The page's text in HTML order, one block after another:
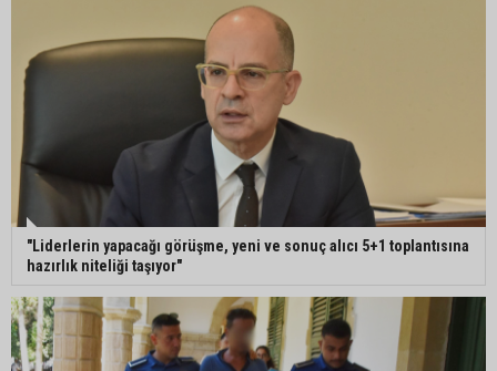
"Liderlerin yapacağı görüşme, yeni ve sonuç alıcı 5+1 toplantısına
hazırlık niteliği taşıyor"